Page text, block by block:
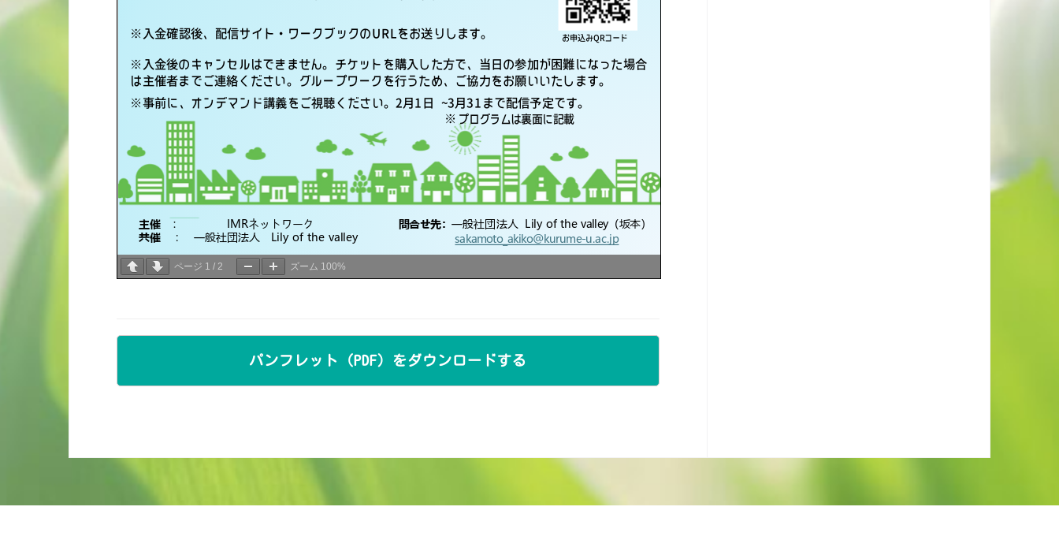
ページ 1 / 2 ズーム 100%
パンフレット（PDF）をダウンロードする